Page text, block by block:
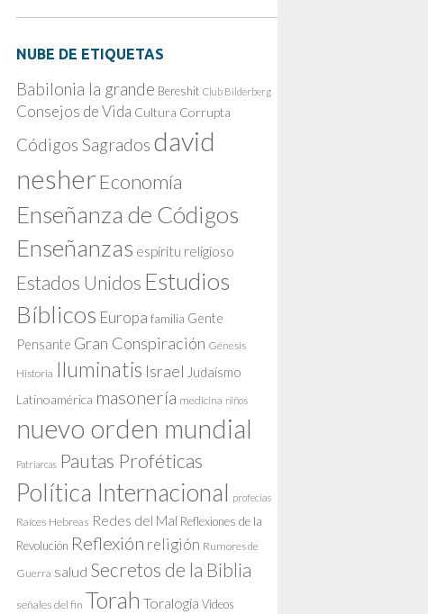
NUBE DE ETIQUETAS
Babilonia la grande Bereshit Club Bilderberg
Consejos de Vida Cultura Corrupta
Códigos Sagrados david
nesher Economía
Enseñanza de Códigos
Enseñanzas espíritu religioso
Estados Unidos Estudios
Bíblicos Europa familia Gente
Pensante Gran Conspiración Génesis
Historia Iluminatis Israel Judaísmo
Latinoamérica masonería medicina niños
nuevo orden mundial
Patriarcas Pautas Proféticas
Política Internacional profecías
Raíces Hebreas Redes del Mal Reflexiones de la
Revolución Reflexión religión Rumores de
Guerra salud Secretos de la Biblia
señales del fin Torah Toralogía Videos